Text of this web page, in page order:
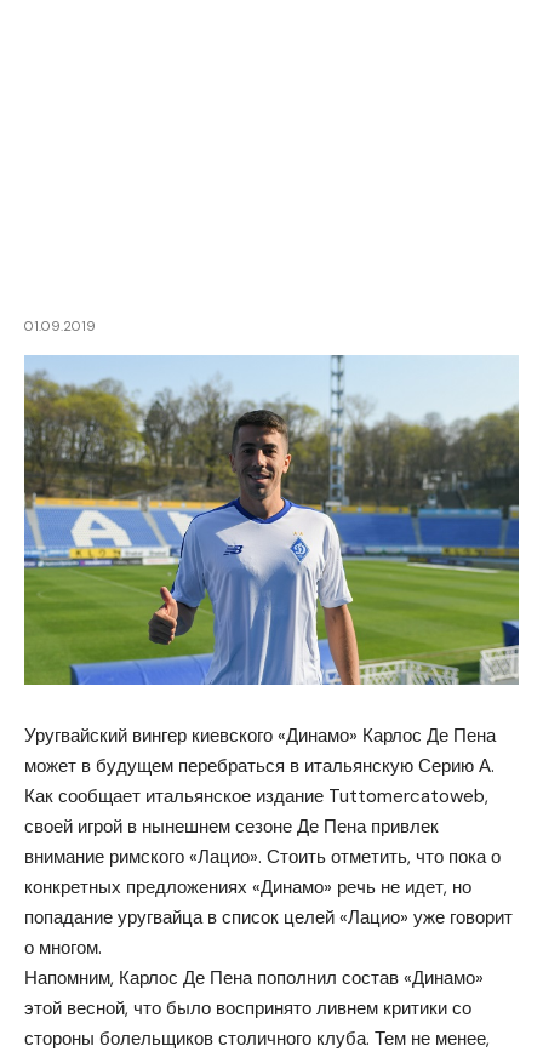
01.09.2019
Уругвайский вингер киевского «Динамо» Карлос Де Пена
может в будущем перебраться в итальянскую Серию А.
Как сообщает итальянское издание Tuttomercatoweb,
своей игрой в нынешнем сезоне Де Пена привлек
внимание римского «Лацио». Стоить отметить, что пока о
конкретных предложениях «Динамо» речь не идет, но
попадание уругвайца в список целей «Лацио» уже говорит
о многом.
Напомним, Карлос Де Пена пополнил состав «Динамо»
этой весной, что было воспринято ливнем критики со
стороны болельщиков столичного клуба. Тем не менее,